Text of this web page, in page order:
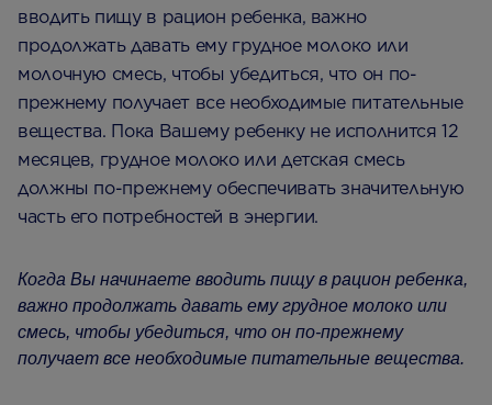
вводить пищу в рацион ребенка, важно
продолжать давать ему грудное молоко или
молочную смесь, чтобы убедиться, что он по-
прежнему получает все необходимые питательные
вещества. Пока Вашему ребенку не исполнится 12
месяцев, грудное молоко или детская смесь
должны по-прежнему обеспечивать значительную
часть его потребностей в энергии.
Когда Вы начинаете вводить пищу в рацион ребенка,
важно продолжать давать ему грудное молоко или
смесь, чтобы убедиться, что он по-прежнему
получает все необходимые питательные вещества.